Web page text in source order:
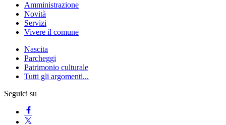
Amministrazione
Novità
Servizi
Vivere il comune
Nascita
Parcheggi
Patrimonio culturale
Tutti gli argomenti...
Seguici su